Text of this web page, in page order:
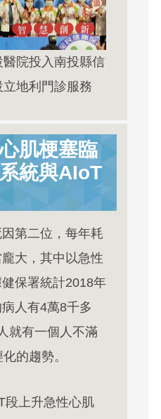
院投入南投縣信
地利門診服務
肌梗塞臨
統與AIoT
第二位，每年耗
大，其中以急性
保署統計2018年
人有4萬8千多
就有一個人不滿
的趨勢。
段上升急性心肌